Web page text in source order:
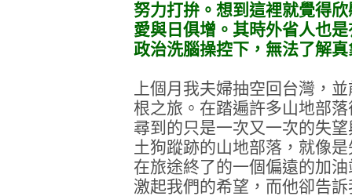
努力打拚。想到這裡就覺得
愛與日俱增。其時外省人也
政治洗腦操控下，無法了解
上個月我夫婦抽空回台灣，
根之旅。在踏遍許多山地部
尋到的只是一次又一次的失
土狗蹤跡的山地部落，就像
在旅途終了的一個偏遠的加
激起我們的希望，而他卻告